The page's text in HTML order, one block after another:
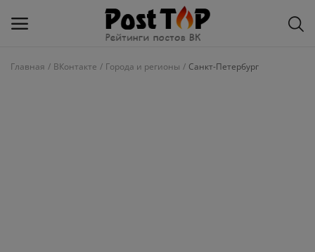
Главная ВКонтакте Города и регионы Санкт-Петербург